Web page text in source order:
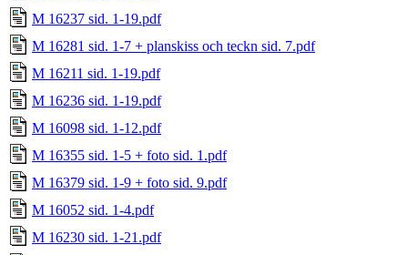
M 16237 sid. 1-19.pdf
M 16281 sid. 1-7 + planskiss och teckn sid. 7.pdf
M 16211 sid. 1-19.pdf
M 16236 sid. 1-19.pdf
M 16098 sid. 1-12.pdf
M 16355 sid. 1-5 + foto sid. 1.pdf
M 16379 sid. 1-9 + foto sid. 9.pdf
M 16052 sid. 1-4.pdf
M 16230 sid. 1-21.pdf